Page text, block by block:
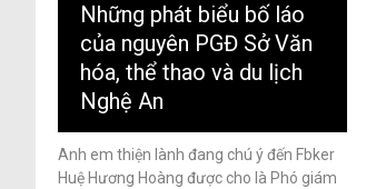
Những phát biểu bố láo
của nguyên PGĐ Sở Văn
hóa, thể thao và du lịch
Nghệ An
Anh em thiện lành đang chú ý đến Fbker
Huệ Hương Hoàng được cho là Phó giám